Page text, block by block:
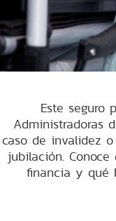
Este seguro
Administradoras
caso de invalidez
jubilación.
financia y qué